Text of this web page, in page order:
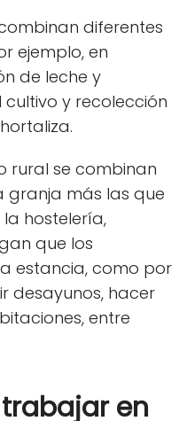
diferentes
ejemplo, en
de leche y
y recolección
rural se combinan
granja más las que
hostelería,
que los
estancia, como por
desayunos, hacer
entre
en